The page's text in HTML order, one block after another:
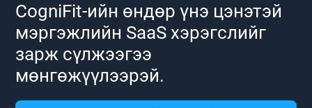
CogniFit-ийн өндөр үнэ цэнэтэй
мэргэжлийн SaaS хэрэгслийг
зарж сүлжээгээ
мөнгөжүүлээрэй.